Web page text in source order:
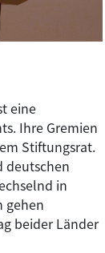
eine
Ihre Gremien
Stiftungsrat.
deutschen
in
gehen
beider Länder